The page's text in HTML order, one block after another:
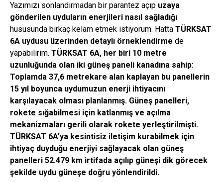
Yazımızı sonlandırmadan bir parantez açıp uzaya
gönderilen uyduların enerjileri nasıl sağladığı
hususunda birkaç kelam etmek istiyorum. Hatta TÜRKSAT
6A uydusu üzerinden detaylı örneklendirme de
yapabilirim. TÜRKSAT 6A, her biri 10 metre
uzunluğunda olan iki güneş paneli kanadına sahip:
Toplamda 37,6 metrekare alan kaplayan bu panellerin
15 yıl boyunca uydumuzun enerji ihtiyacını
karşılayacak olması planlanmış. Güneş panelleri,
rokete sığabilmesi için katlanmış ve açılma
mekanizmaları gerili olarak rokete yerleştirilmişti.
TÜRKSAT 6A’ya kesintisiz iletişim kurabilmek için
ihtiyaç duyduğu enerjiyi sağlayacak olan güneş
panelleri 52.479 km irtifada açılıp güneşi dik görecek
şekilde uydu güneşe doğru yönlendirildi.